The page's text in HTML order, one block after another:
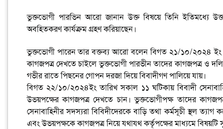
ভুক্তভোগী পারভিন আরো জানান উক্ত বিষয়ে তিনি ইতিমধ্যে উক্ত
অবহিতকরণ কার্যক্রম গ্রহণ করিয়াছেন।
ভুক্তভোগী পারেন তার বক্তব্য আরো বলেন বিগত ২১/১০/২০২৪
কাগজপত্র দেখতে চাইলে ভুক্তভোগী পারভীন তাদের কাগজপত্র ও
গভীর রাতে পিছনের গোপন দরজা দিয়ে বিবাদীগণ পালিয়ে যায়।
বিগত ২২/১০/২০২৪ইং তারিখ সকাল ১১ ঘটিকায় বিবাদী
উভয়পক্ষের কাগজপত্র দেখতে চান। ভুক্তভোগীপক্ষ তাদের
সেনাবাহিনীর সদস্যরা বিবিদীদেরকে বাড়ি তথা কর্মসূচী স্থল
এবং উভয়পক্ষকে কাগজপত্র নিয়ে যথাযথ কর্তৃপক্ষের মাধ্যমে বিষয়টি